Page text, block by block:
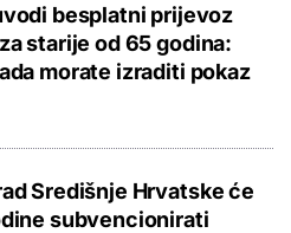
besplatni prijevoz
starije od 65 godina:
morate izraditi pokaz
Središnje Hrvatske će
subvencionirati